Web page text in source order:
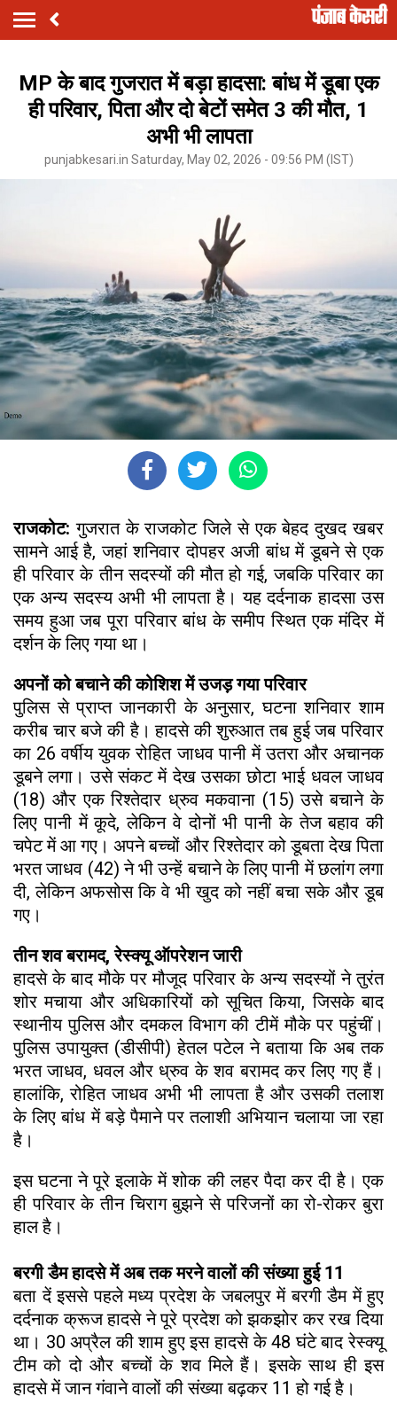
MP के बाद गुजरात में बड़ा हादसा: बांध में डूबा एक
ही परिवार, पिता और दो बेटों समेत 3 की मौत, 1
अभी भी लापता
punjabkesari.in Saturday, May 02, 2026 - 09:56 PM (IST)
राजकोट:गुजरात के राजकोट जिले से एक बेहद दुखद खबर
सामने आई है, जहां शनिवार दोपहर अजी बांध में डूबने से एक
ही परिवार के तीन सदस्यों की मौत हो गई, जबकि परिवार का
एक अन्य सदस्य अभी भी लापता है। यह दर्दनाक हादसा उस
समय हुआ जब पूरा परिवार बांध के समीप स्थित एक मंदिर में
दर्शन के लिए गया था।
अपनों को बचाने की कोशिश में उजड़ गया परिवार
पुलिस से प्राप्त जानकारी के अनुसार, घटना शनिवार शाम
करीब चार बजे की है। हादसे की शुरुआत तब हुई जब परिवार
का 26 वर्षीय युवक रोहित जाधव पानी में उतरा और अचानक
डूबने लगा। उसे संकट में देख उसका छोटा भाई धवल जाधव
(18) और एक रिश्तेदार ध्रुव मकवाना (15) उसे बचाने के
लिए पानी में कूदे, लेकिन वे दोनों भी पानी के तेज बहाव की
चपेट में आ गए। अपने बच्चों और रिश्तेदार को डूबता देख पिता
भरत जाधव (42) ने भी उन्हें बचाने के लिए पानी में छलांग लगा
दी, लेकिन अफसोस कि वे भी खुद को नहीं बचा सके और डूब
गए।
तीन शव बरामद, रेस्क्यू ऑपरेशन जारी
हादसे के बाद मौके पर मौजूद परिवार के अन्य सदस्यों ने तुरंत
शोर मचाया और अधिकारियों को सूचित किया, जिसके बाद
स्थानीय पुलिस और दमकल विभाग की टीमें मौके पर पहुंचीं।
पुलिस उपायुक्त (डीसीपी) हेतल पटेल ने बताया कि अब तक
भरत जाधव, धवल और ध्रुव के शव बरामद कर लिए गए हैं।
हालांकि, रोहित जाधव अभी भी लापता है और उसकी तलाश
के लिए बांध में बड़े पैमाने पर तलाशी अभियान चलाया जा रहा
है।
इस घटना ने पूरे इलाके में शोक की लहर पैदा कर दी है। एक
ही परिवार के तीन चिराग बुझने से परिजनों का रो-रोकर बुरा
हाल है।
बरगी डैम हादसे में अब तक मरने वालों की संख्या हुई 11
बता दें इससे पहले मध्य प्रदेश के जबलपुर में बरगी डैम में हुए
दर्दनाक क्रूज हादसे ने पूरे प्रदेश को झकझोर कर रख दिया
था। 30 अप्रैल की शाम हुए इस हादसे के 48 घंटे बाद रेस्क्यू
टीम को दो और बच्चों के शव मिले हैं। इसके साथ ही इस
हादसे में जान गंवाने वालों की संख्या बढ़कर 11 हो गई है।